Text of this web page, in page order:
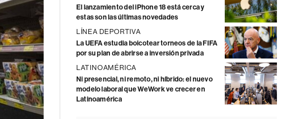
El lanzamiento del iPhone 18 está cerca y
estas son las últimas novedades
LÍNEA DEPORTIVA
La UEFA estudia boicotear torneos de la FIFA
por su plan de abrirse a inversión privada
LATINOAMÉRICA
Ni presencial, ni remoto, ni híbrido: el nuevo
modelo laboral que WeWork ve crecer en
Latinoamérica